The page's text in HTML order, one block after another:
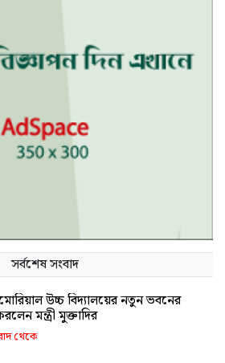
সর্বশেষ সংবাদ
উচ্চ বিদ্যালয়ের নতুন ভবনের
মন্ত্রী মুক্তাদির
থেকে